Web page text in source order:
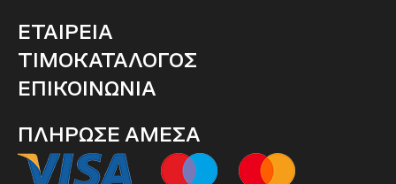
ΕΤΑΙΡΕΙΑ
ΤΙΜΟΚΑΤΑΛΟΓΟΣ
ΕΠΙΚΟΙΝΩΝΙΑ
ΠΛΗΡΩΣΕ ΑΜΕΣΑ